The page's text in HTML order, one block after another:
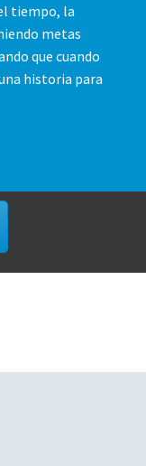
tiempo, la
metas
que cuando
historia para